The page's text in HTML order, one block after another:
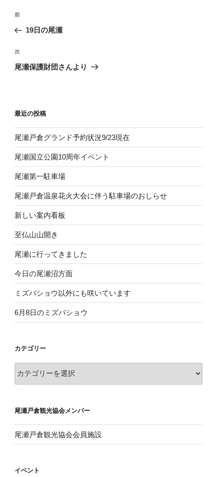
投
ビ
ゲ
ン
過
去
投
稿
前
19日の尾瀬
次
の
次
尾瀬保護財団さんより
最近の投稿
尾瀬戸倉グランド予約状況9/23現在
尾瀬国立公園10周年イベント
尾瀬第一駐車場
尾瀬戸倉温泉花火大会に伴う駐車場のおしらせ
新しい案内看板
至仏山山開き
尾瀬に行ってきました
今日の尾瀬沼方面
ミズバショウ以外にも咲いています
6月8日のミズバショウ
カテゴリー
ー
尾瀬戸倉観光協会メンバー
尾瀬戸倉観光協会会員施設
イベント